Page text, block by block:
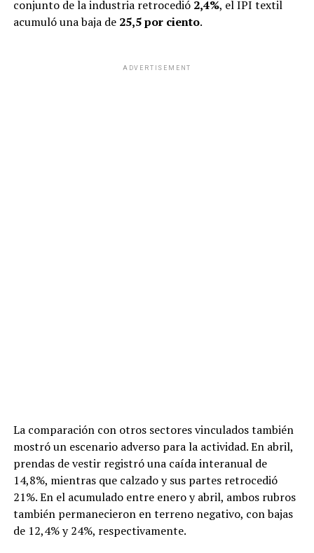
conjunto de la industria retrocedió 2,4%, el IPI textil
acumuló una baja de 25,5 por ciento.
ADVERTISEMENT
La comparación con otros sectores vinculados también
mostró un escenario adverso para la actividad. En abril,
prendas de vestir registró una caída interanual de
14,8%, mientras que calzado y sus partes retrocedió
21%. En el acumulado entre enero y abril, ambos rubros
también permanecieron en terreno negativo, con bajas
de 12,4% y 24%, respectivamente.